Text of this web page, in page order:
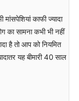
काफी ज्यादा
का सामना कभी भी नहीं
है तो आप को नियमित
यह बीमारी 40 साल